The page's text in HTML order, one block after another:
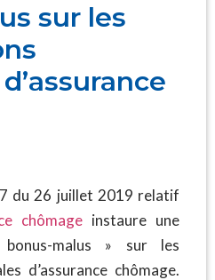
sur les
du 26 juillet 2019 relatif
chômage instaure une
malus » sur les
d’assurance chômage.